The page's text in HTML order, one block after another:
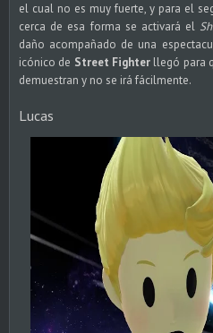
el cual no es muy fuerte, y para el
cerca de esa forma se activará el
daño acompañado de una
icónico de Street Fighterllegó para
demuestran y no se irá fácilmente.
Lucas